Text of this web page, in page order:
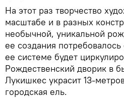
На этот раз творчество
масштабе и в разных
необычной, уникальной
ее создания
ее системе будет
Рождественский дворик в
Лукишкес украсит 13-
городская ель.